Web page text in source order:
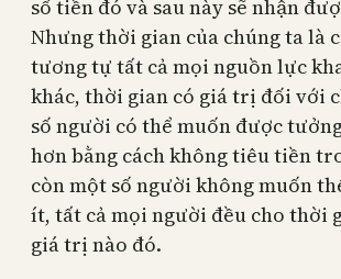
số tiền đó và sau này sẽ nhận
Nhưng thời gian của chúng ta là
tương tự tất cả mọi nguồn lực
khác, thời gian có giá trị đối với
số người có thể muốn được
hơn bằng cách không tiêu tiền
còn một số người không muốn
ít, tất cả mọi người đều cho thời
giá trị nào đó.